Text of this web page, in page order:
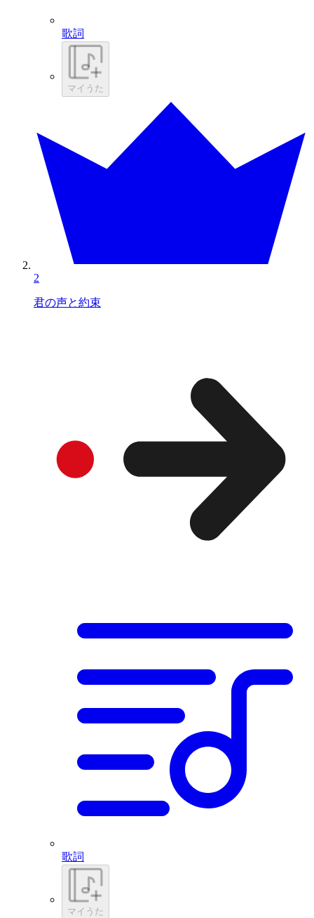
歌詞
マイうた
2
君の声と約束
歌詞
マイうた